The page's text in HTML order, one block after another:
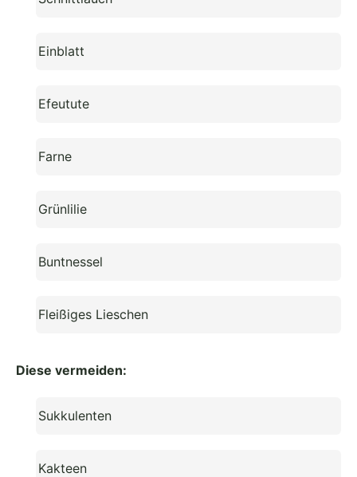
Einblatt
Efeutute
Farne
Grünlilie
Buntnessel
Fleißiges Lieschen
Diese vermeiden:
Sukkulenten
Kakteen